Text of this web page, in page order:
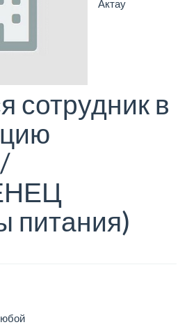
Актау
сотрудник в
питания)